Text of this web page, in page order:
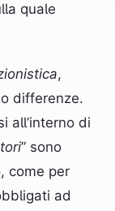
quale
,
differenze.
all’interno di
” sono
come per
ad